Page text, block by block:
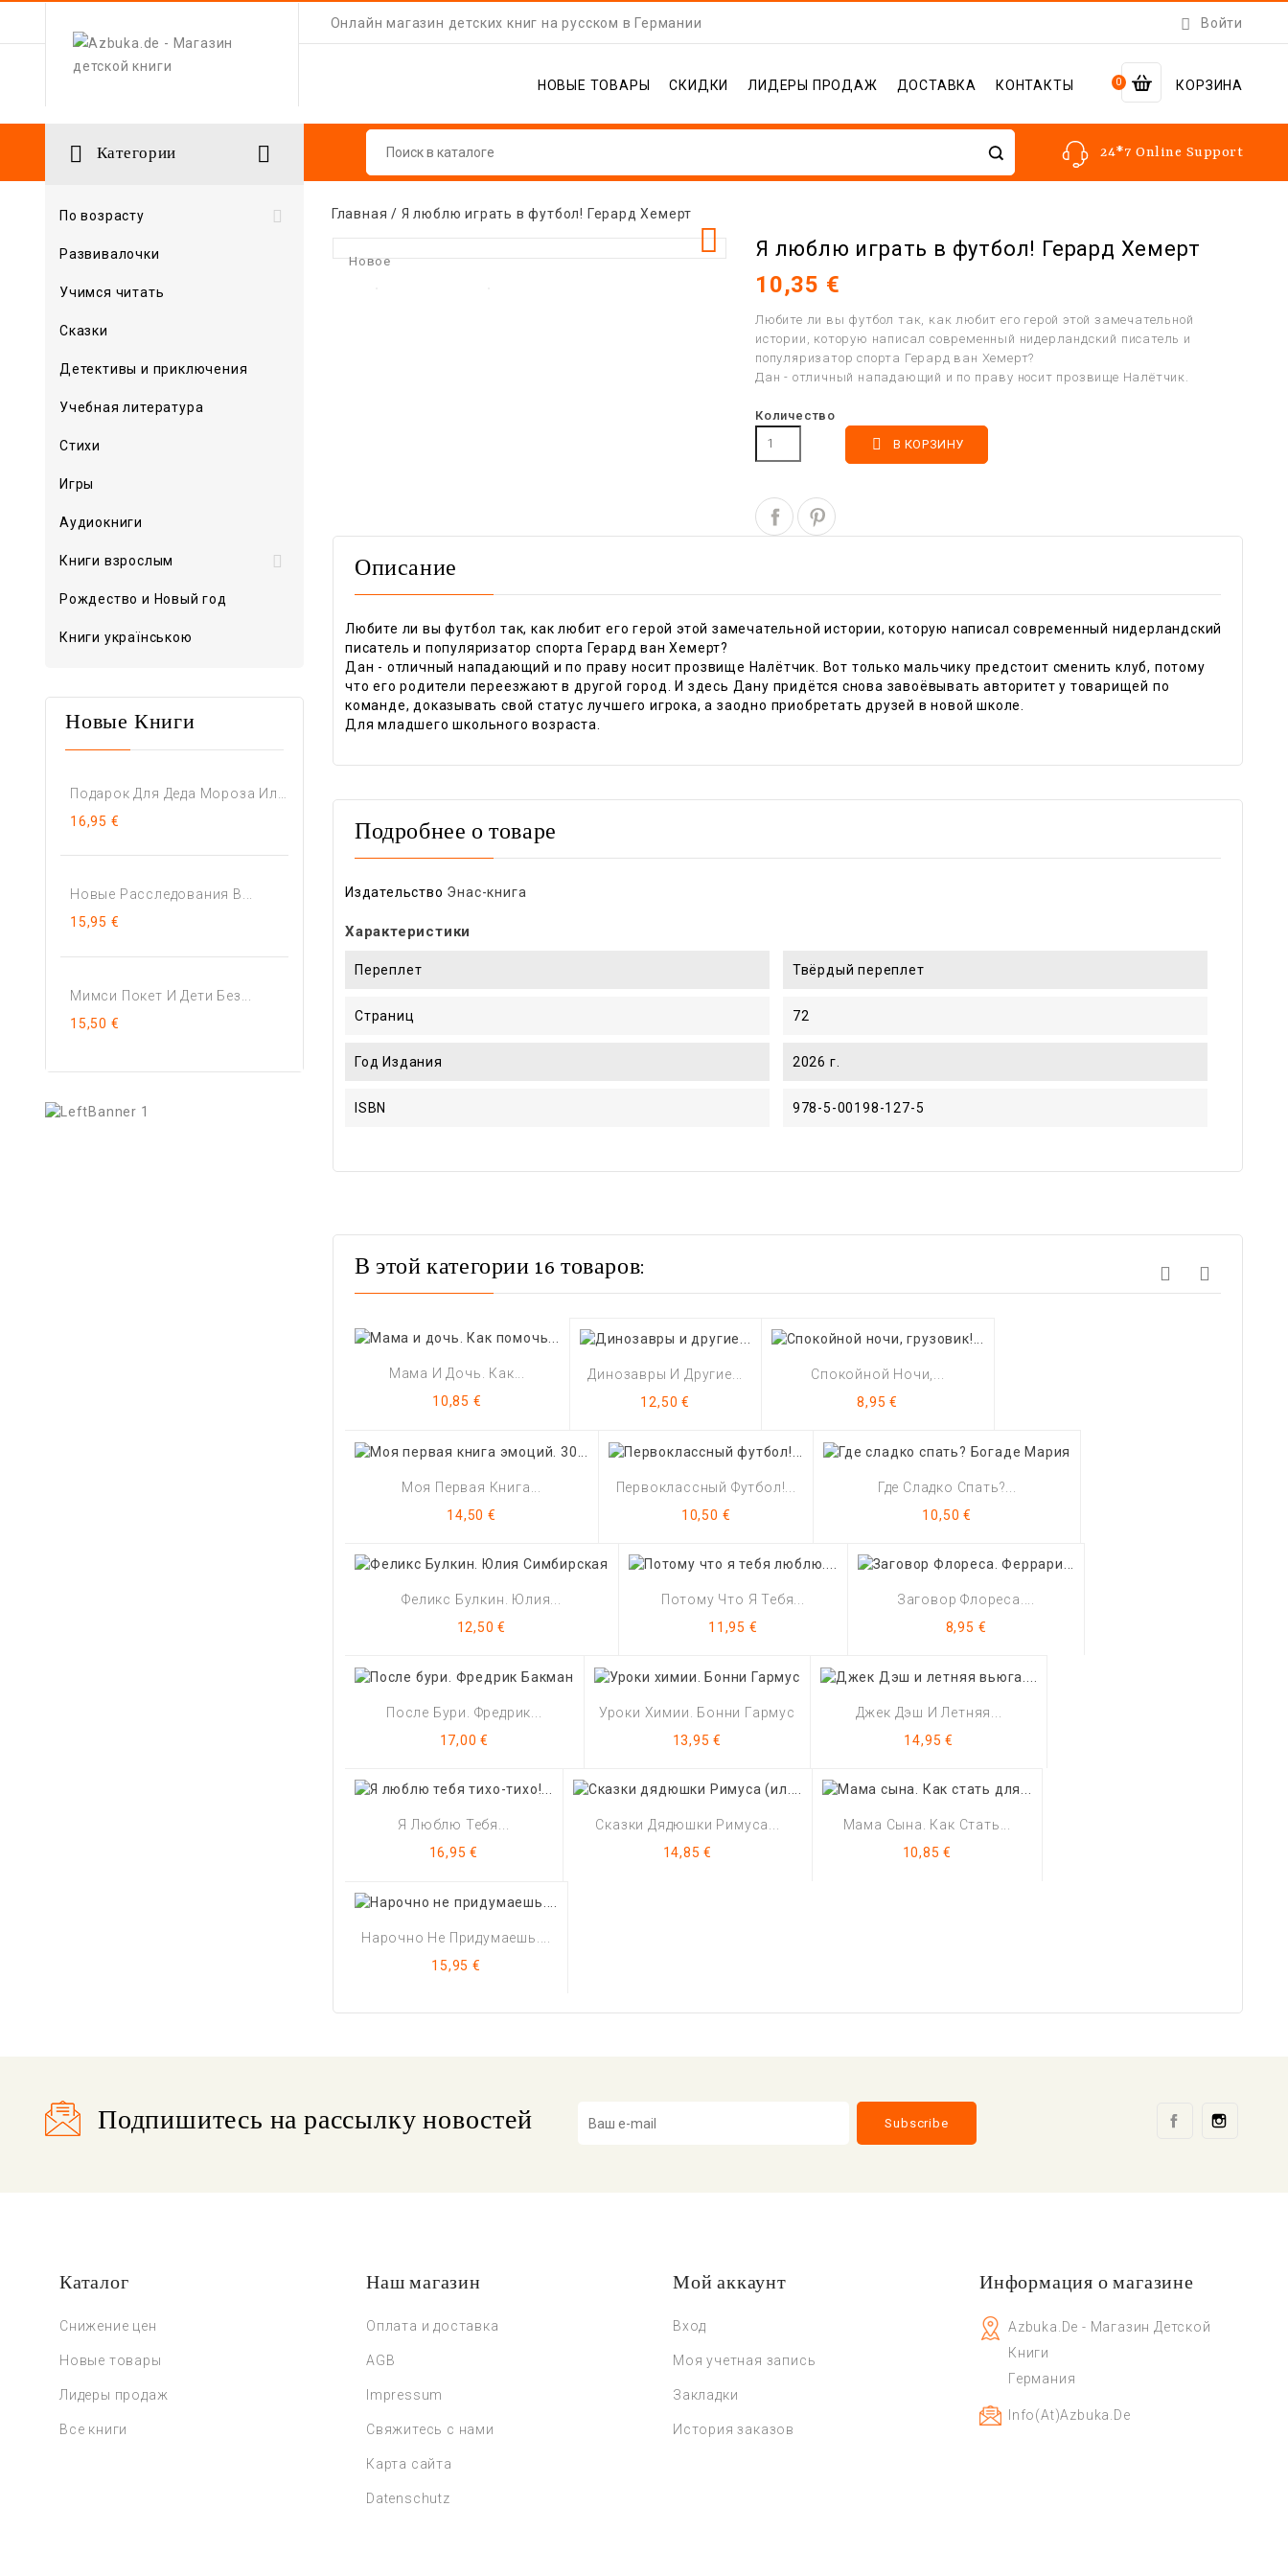
Онлайн магазин детских книг на русском в Германии  Войти
0 КОРЗИНА
НОВЫЕ ТОВАРЫ СКИДКИ ЛИДЕРЫ ПРОДАЖ ДОСТАВКА КОНТАКТЫ
24*7 Online Support
 Категории 

По возрасту
Развивалочки
Учимся читать
Сказки
Детективы и приключения
Учебная литература
Стихи
Игры
Аудиокниги

Книги взрослым
Рождество и Новый год
Книги українською
Новые Книги
16,95 €
Новые Расследования В...
15,95 €
Мимси Покет И Дети Без...
15,50 €
Главная Я люблю играть в футбол! Герард Хемерт
Новое
 Я люблю играть в футбол! Герард Хемерт
10,35 €
Любите ли вы футбол так, как любит его герой этой замечательной
истории, которую написал современный нидерландский писатель и
популяризатор спорта Герард ван Хемерт?
Дан - отличный нападающий и по праву носит прозвище Налётчик.
Количество
 В КОРЗИНУ
Описание
Любите ли вы футбол так, как любит его герой этой замечательной истории, которую написал современный нидерландский
писатель и популяризатор спорта Герард ван Хемерт?
Дан - отличный нападающий и по праву носит прозвище Налётчик. Вот только мальчику предстоит сменить клуб, потому
что его родители переезжают в другой город. И здесь Дану придётся снова завоёвывать авторитет у товарищей по
команде, доказывать свой статус лучшего игрока, а заодно приобретать друзей в новой школе.
Для младшего школьного возраста.
Подробнее о товаре
Издательство Энас-книга
Характеристики
Переплет Твёрдый переплет
Страниц 72
Год Издания 2026 г.
ISBN 978-5-00198-127-5
В этой категории 16 товаров:
Мама И Дочь. Как...
Цена
10,85 €
Динозавры И Другие...
Цена
12,50 €
Спокойной Ночи,...
Цена
8,95 €
Моя Первая Книга...
Цена
14,50 €
Первоклассный Футбол!...
Цена
10,50 €
Где Сладко Спать?...
Цена
10,50 €
Феликс Булкин. Юлия...
Цена
12,50 €
Потому Что Я Тебя...
Цена
11,95 €
Заговор Флореса....
Цена
8,95 €
После Бури. Фредрик...
Цена
17,00 €
Уроки Химии. Бонни Гармус
Цена
13,95 €
Джек Дэш И Летняя...
Цена
14,95 €
Я Люблю Тебя...
Цена
16,95 €
Сказки Дядюшки Римуса...
Цена
14,85 €
Мама Сына. Как Стать...
Цена
10,85 €
Нарочно Не Придумаешь....
Цена
15,95 €
Подпишитесь на рассылку новостей Facebook
Каталог
Снижение цен
Новые товары
Лидеры продаж
Все книги
Наш магазин
Оплата и доставка
AGB
Impressum
Свяжитесь с нами
Карта сайта
Datenschutz
Мой аккаунт
Вход
Моя учетная запись
Закладки
История заказов
Информация о магазине
Azbuka.de - Магазин Детской
Книги
Германия
Info(at)azbuka.de